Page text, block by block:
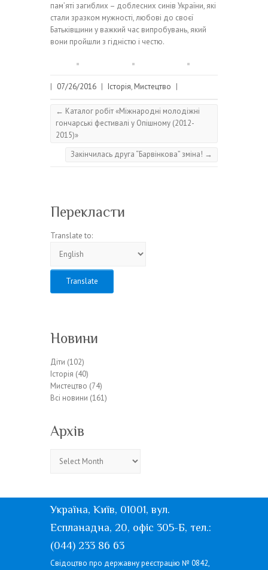
пам’яті загиблих – доблесних синів України, які
стали зразком мужності, любові до своєї
Батьківщини у важкий час випробувань, який
вони пройшли з гідністю і честю.
| 07/26/2016 | Історія, Мистецтво |
← Каталог робіт «Міжнародні молодіжні
гончарські фестивалі у Опішному (2012-
2015)»
Закінчилась друга “Барвінкова” зміна! →
Перекласти
Translate to:
Новини
Діти (102)
Історія (40)
Мистецтво (74)
Всі новини (161)
Архів
Україна, Київ, 01001, вул.
Еспланадна, 20, офіс 305-Б, тел.:
(044) 233 86 63
Свідоцтво про державну реєстрацію № 0842,